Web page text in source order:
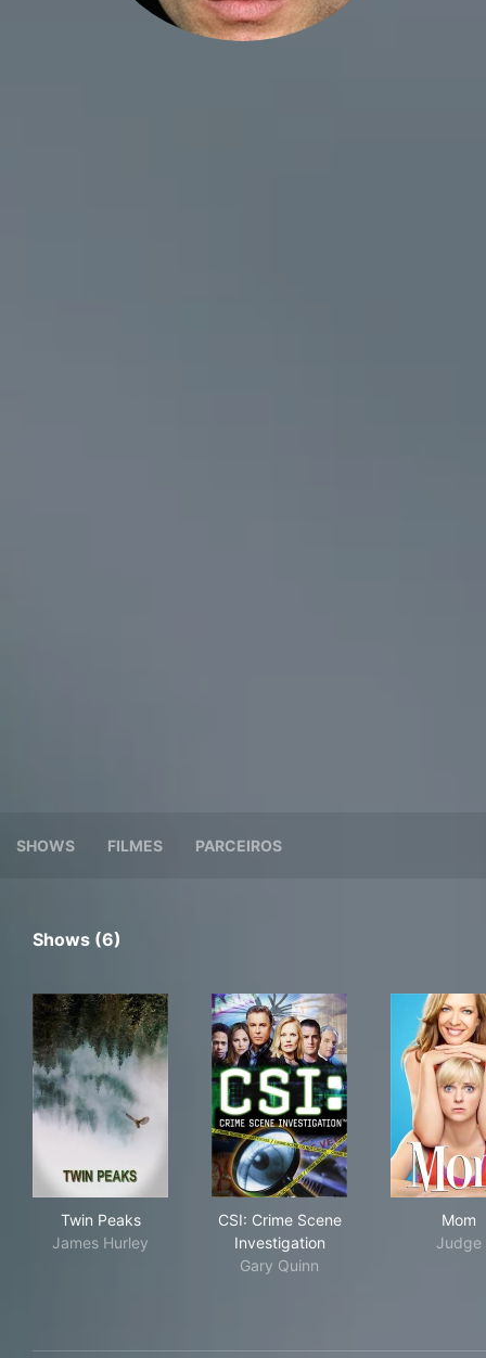
SHOWS FILMES PARCEIROS
Shows (6)
Twin Peaks
James Hurley
CSI: Crime Scene
Investigation
Gary Quinn
Mom
Judge